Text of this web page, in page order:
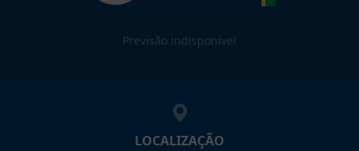
Previsão indisponível
LOCALIZAÇÃO